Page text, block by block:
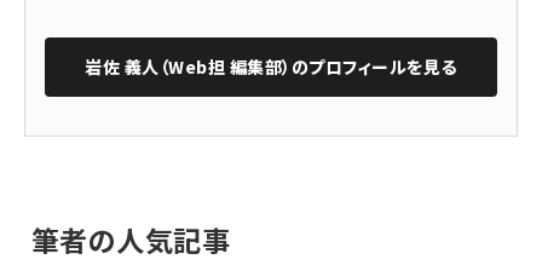
岩佐 義人（Web担 編集部） のプロフィールを見る
筆者の人気記事